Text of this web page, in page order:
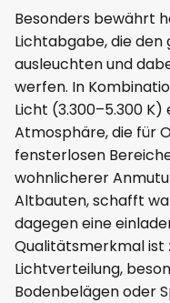
Besonders bewährt
Lichtabgabe, die
ausleuchten und
werfen. In
Licht (3.300–5.300
Atmosphäre, die für
fensterlosen
wohnlicherer
Altbauten, schafft
dagegen eine
Qualitätsmerkmal ist
Lichtverteilung,
Bodenbelägen oder